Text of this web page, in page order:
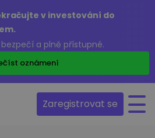
v investování do
a plně přístupné.
oznámení
Zaregistrovat se